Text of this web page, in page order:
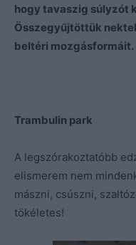
hogy tavaszig súlyzót
Összegyűjtöttük
beltéri mozgásformáit.
Trambulin park
A legszórakoztatóbb
elismerem nem
mászni, csúszni,
tökéletes!